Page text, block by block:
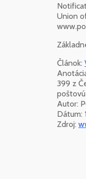
Union
Článok:
399 z
Autor:
Dátum:
Zdroj: